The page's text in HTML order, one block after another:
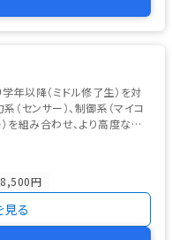
年以降（ミドル修了生）を対
（センサー）、制御系（マイコ
を組み合わせ、より高度な自
円
見る